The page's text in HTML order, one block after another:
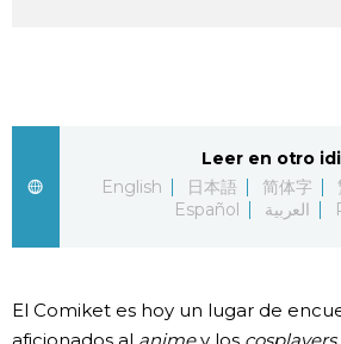
Datos de Japón
Fragmentos de Japón
Gente
Leer en otro
English
日本語 简体字
Español
العربية
El Comiket es hoy un lugar de